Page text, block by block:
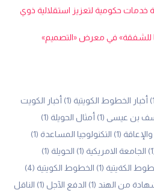
خدمات حكومية لتعزيز استقلالية ذوي
للشفقة» في معرض «التصميم»
أخبار الخطوط الكويتية (1)
أخبار الكويت
بن عيسى (1) أمثال الحويلة (1)
(1) التكنولوجيا المساعدة (1)
الجامعة الامريكية (1) الحويلة (1)
الكةيتية (1) الخطوط الكويتية (4)
من الهند (1) الدفع الآجل (1) الناقل